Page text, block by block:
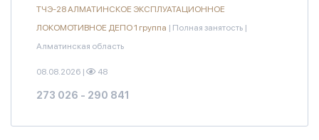
ТЧЭ-28 АЛМАТИНСКОЕ ЭКСПЛУАТАЦИОННОЕ
ЛОКОМОТИВНОЕ ДЕПО 1 группа | Полная занятость |
Алматинская область
08.08.2026 | 48
273 026 - 290 841